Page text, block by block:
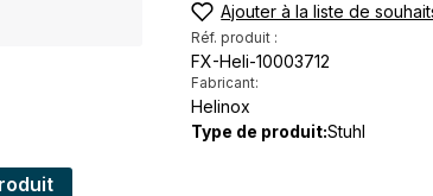
Ajouter à la liste de
Réf. produit :
FX-Heli-10003712
Fabricant:
Helinox
Type de produit:Stuhl